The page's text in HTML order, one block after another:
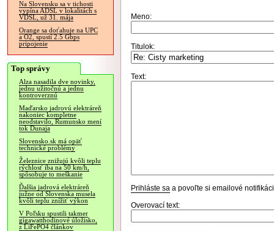
Na Slovensku sa v tichosti
vypína ADSL v lokalitách s
VDSL, už 31. mája
Orange sa doťahuje na UPC
a O2, spustí 2.5 Gbps
pripojenie
Top správy
Alza nasadila dve novinky,
jednu užitočnú a jednu
kontroverznú
Maďarsko jadrovú elektráreň
nakoniec kompletne
neodstavilo, Rumunsko mení
tok Dunaja
Slovensko.sk má opäť
technické problémy
Železnice znižujú kvôli teplu
rýchlosť iba na 50 km/h,
spôsobuje to meškanie
Ďalšia jadrová elektráreň
južne od Slovenska musela
kvôli teplu znížiť výkon
V Poľsku spustili takmer
gigawatthodinové úložisko,
z LiFePO4 článkov
Meno:
Titulok:
Text:
Prihláste sa a povoľte si emailové
Overovací text: